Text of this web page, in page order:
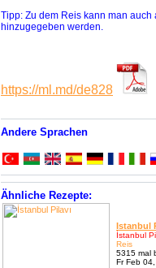
Tipp: Zu dem Reis kann man
hinzugegeben werden.
https://ml.md/de828
Andere Sprachen
Ähnliche Rezepte:
Istanbul
İstanbul
Reis
5315 mal
Fr Feb